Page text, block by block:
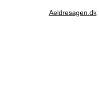
Aeldresagen.dk